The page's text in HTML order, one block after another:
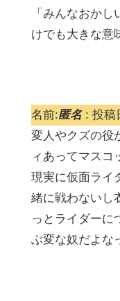
「みんなおか
けでも大きな意
名前:匿名: 投稿
変人やクズの役
ィあってマスコ
現実に仮面ライ
緒に戦わないし
っとライダーに
ぶ変な奴だよな